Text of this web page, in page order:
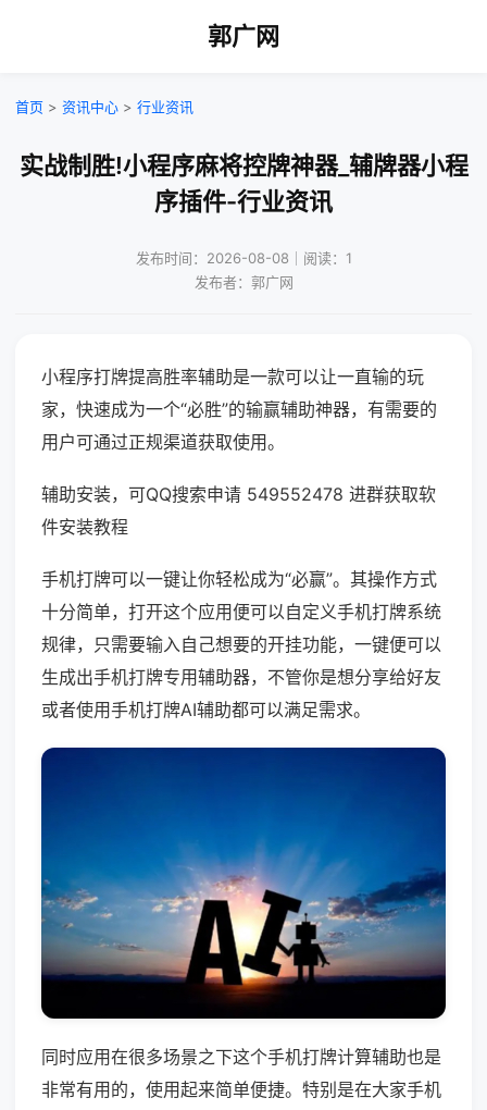
郭广网
首页 > 资讯中心 > 行业资讯
实战制胜!小程序麻将控牌神器_辅牌器小程
序插件-行业资讯
发布时间：2026-08-08｜阅读：1
发布者：郭广网
小程序打牌提高胜率辅助是一款可以让一直输的玩
家，快速成为一个“必胜”的输赢辅助神器，有需要的
用户可通过正规渠道获取使用。
辅助安装，可QQ搜索申请 549552478 进群获取软
件安装教程
手机打牌可以一键让你轻松成为“必赢”。其操作方式
十分简单，打开这个应用便可以自定义手机打牌系统
规律，只需要输入自己想要的开挂功能，一键便可以
生成出手机打牌专用辅助器，不管你是想分享给好友
或者使用手机打牌AI辅助都可以满足需求。
同时应用在很多场景之下这个手机打牌计算辅助也是
非常有用的，使用起来简单便捷。特别是在大家手机